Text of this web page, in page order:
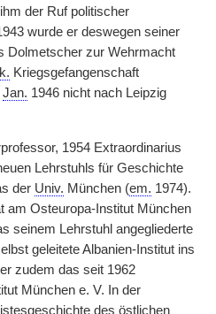
der Ruf politischer
wurde er deswegen seiner
Dolmetscher zur Wehrmacht
Kriegsgefangenschaft
Jan. 1946 nicht nach Leipzig
1954 Extraordinarius
Lehrstuhls für Geschichte
der Univ. München (em. 1974).
am Osteuropa-Institut München
seinem Lehrstuhl angegliederte
geleitete Albanien-Institut ins
zudem das seit 1962
München e. V. In der
des östlichen